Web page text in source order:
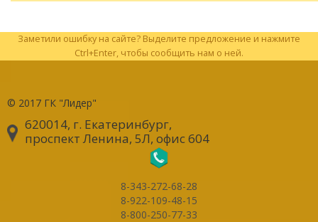
Заметили ошибку на сайте? Выделите предложение и нажмите
Ctrl+Enter, чтобы сообщить нам о ней.
© 2017 ГК "Лидер"
620014, г. Екатеринбург,
проспект Ленина, 5Л, офис 604
8-343-272-68-28
8-922-109-48-15
8-800-250-77-33